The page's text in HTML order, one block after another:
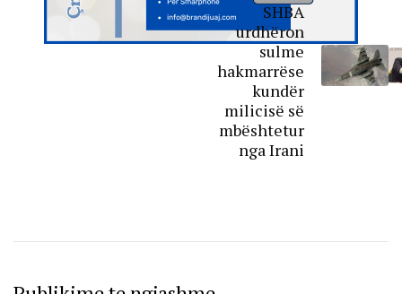
SHBA
urdhëron
sulme
hakmarrëse
kundër
milicisë së
mbështetur
nga Irani